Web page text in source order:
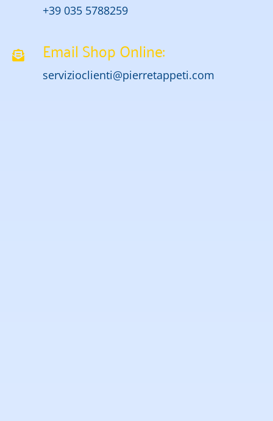
+39 035 5788259
Email Shop Online:
servizioclienti@pierretappeti.com